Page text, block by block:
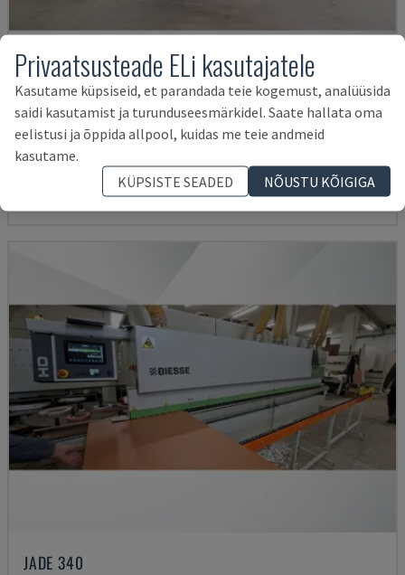
OPTIMAT KAL210/6/A20/S2
HOMAG - SERVAKANDILIIMIJA
SAKSAMAA
35.500 €
JADE 340
Privaatsusteade ELi kasutajatele
Kasutame küpsiseid, et parandada teie kogemust, analüüsida
saidi kasutamist ja turunduseesmärkidel. Saate hallata oma
eelistusi ja õppida allpool, kuidas me teie andmeid
kasutame.
KÜPSISTE SEADED
NÕUSTU KÕIGIGA